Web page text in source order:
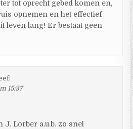
tot oprecht gebed komen en,
opnemen en het effectief
leven lang! Er bestaat geen
15:37
Lorber a.u.b. zo snel